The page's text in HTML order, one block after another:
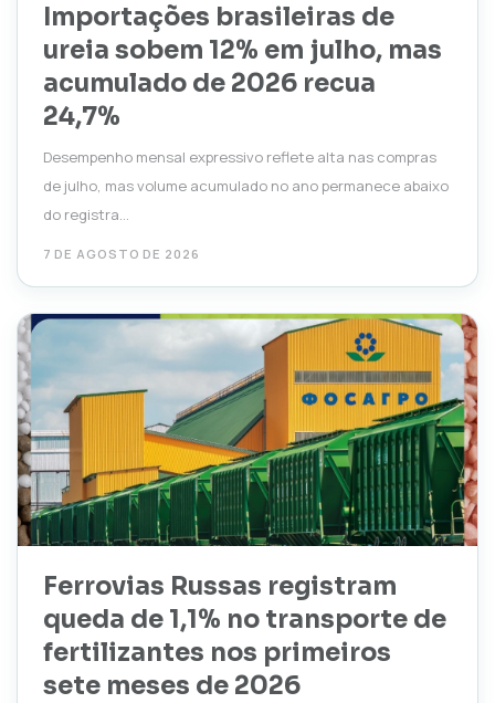
Importações brasileiras de
ureia sobem 12% em julho, mas
acumulado de 2026 recua
24,7%
Desempenho mensal expressivo reflete alta nas compras
de julho, mas volume acumulado no ano permanece abaixo
do registra...
7 DE AGOSTO DE 2026
Ferrovias Russas registram
queda de 1,1% no transporte de
fertilizantes nos primeiros
sete meses de 2026